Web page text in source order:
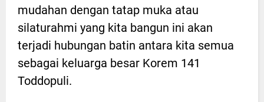
mudahan dengan tatap muka atau
silaturahmi yang kita bangun ini akan
terjadi hubungan batin antara kita semua
sebagai keluarga besar Korem 141
Toddopuli.